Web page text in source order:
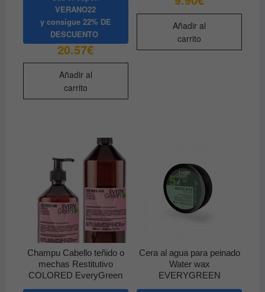
VERANO22
y consigue22% DE
DESCUENTO
20.57€
Añadir al
carrito
Añadir al
carrito
Champu Cabello teñido o
mechas Restitutivo
COLORED EveryGreen
Cera al agua para peinado
Water wax
EVERYGREEN